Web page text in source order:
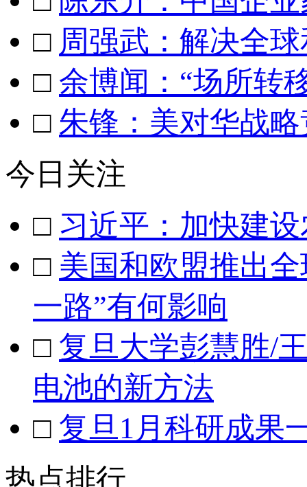
□ 周强武：解决全
□ 余博闻：“场所转
□ 朱锋：美对华战
今日关注
□ 习近平：加快建
□ 美国和欧盟推出
一路”有何影响
□ 复旦大学彭慧胜/
电池的新方法
□ 复旦1月科研成果
热点排行